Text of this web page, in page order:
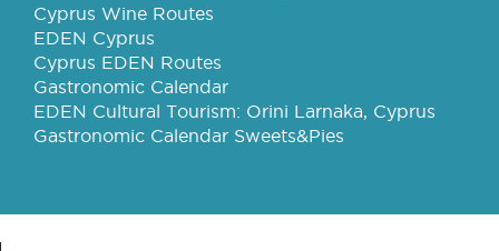
Cyprus Wine Routes
EDEN Cyprus
Cyprus EDEN Routes
Gastronomic Calendar
EDEN Cultural Tourism: Orini Larnaka, Cyprus
Gastronomic Calendar Sweets&Pies